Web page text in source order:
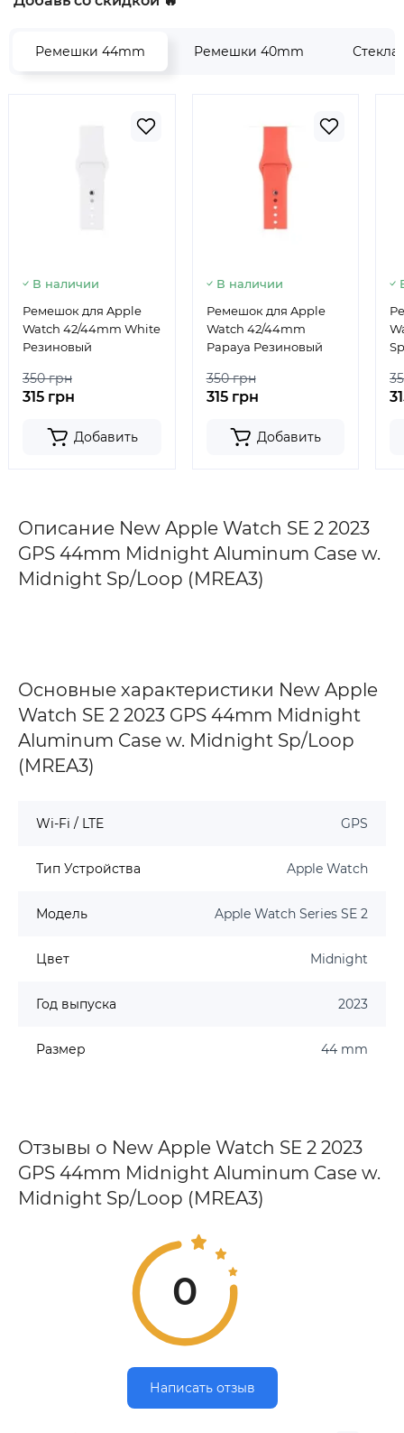
Ремешки 44mm Ремешки 40mm
В наличии
Ремешок для Apple
Watch 42/44mm White
Резиновый
350 грн
315 грн
Добавить
В наличии
Ремешок для Apple
Watch 42/44mm
Papaya Резиновый
350 грн
315 грн
Добавить
Описание New Apple Watch SE 2 2023
GPS 44mm Midnight Aluminum Case w.
Midnight Sp/Loop (MREA3)
Основные характеристики New Apple
Watch SE 2 2023 GPS 44mm Midnight
Aluminum Case w. Midnight Sp/Loop
(MREA3)
Wi-Fi / LTE GPS
Тип Устройства Apple Watch
Модель Apple Watch Series SE 2
Цвет Midnight
Год выпуска 2023
Размер 44 mm
Отзывы о New Apple Watch SE 2 2023
GPS 44mm Midnight Aluminum Case w.
Midnight Sp/Loop (MREA3)
0
Написать отзыв